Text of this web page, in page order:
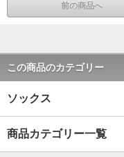
前の商品へ
この商品のカテゴリー
ソックス
商品カテゴリー一覧